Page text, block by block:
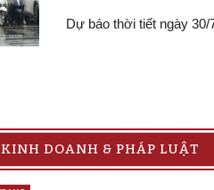
Dự báo thời tiết ngày
KINH DOANH & PHÁP LUẬT